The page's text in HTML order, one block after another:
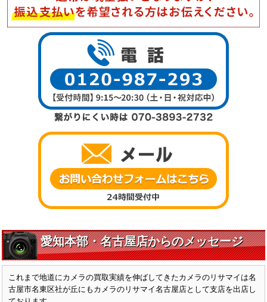
愛知本部・名古屋店からのメッセージ
これまで地道にカメラの買取実績を伸ばしてきたカメラのリサマイは名
古屋市名東区社が丘にもカメラのリサマイ名古屋店として支店を出店し